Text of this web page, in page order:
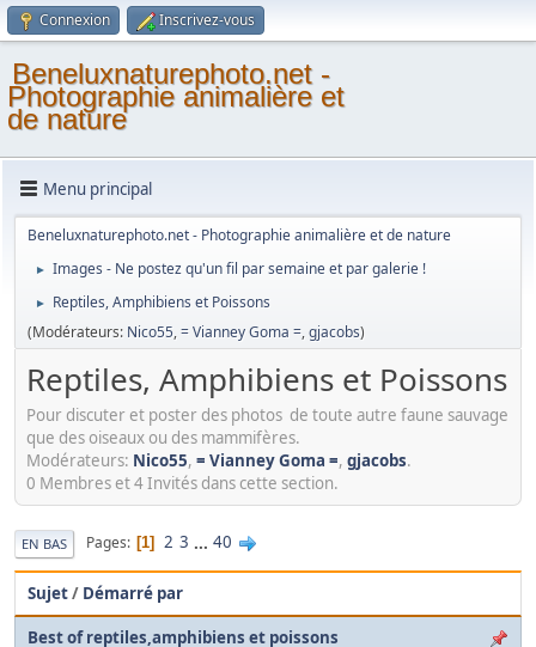
Connexion Inscrivez-vous
Beneluxnaturephoto.net -
Photographie animalière et
de nature
Menu principal
Beneluxnaturephoto.net - Photographie animalière et de nature
► Images - Ne postez qu'un fil par semaine et par galerie !
►
Reptiles, Amphibiens et Poissons
(Modérateurs: Nico55,= Vianney Goma =,gjacobs)
Reptiles, Amphibiens et Poissons
Pour discuter et poster des photos de toute autre faune sauvage
que des oiseaux ou des mammifères.
Modérateurs: Nico55, = Vianney Goma =, gjacobs.
0 Membres et 4 Invités dans cette section.
EN BAS Pages 1 2 3 ... 40
Sujet/ Démarré par
Best of reptiles,amphibiens et poissons